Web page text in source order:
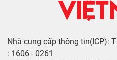
Nhà cung cấp thông tin(ICP):
: 1606 - 0261